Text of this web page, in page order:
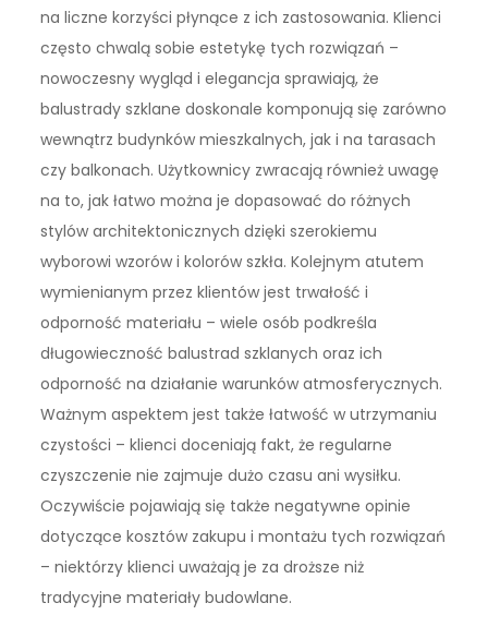
na liczne korzyści płynące z ich zastosowania. Klienci
często chwalą sobie estetykę tych rozwiązań –
nowoczesny wygląd i elegancja sprawiają, że
balustrady szklane doskonale komponują się zarówno
wewnątrz budynków mieszkalnych, jak i na tarasach
czy balkonach. Użytkownicy zwracają również uwagę
na to, jak łatwo można je dopasować do różnych
stylów architektonicznych dzięki szerokiemu
wyborowi wzorów i kolorów szkła. Kolejnym atutem
wymienianym przez klientów jest trwałość i
odporność materiału – wiele osób podkreśla
długowieczność balustrad szklanych oraz ich
odporność na działanie warunków atmosferycznych.
Ważnym aspektem jest także łatwość w utrzymaniu
czystości – klienci doceniają fakt, że regularne
czyszczenie nie zajmuje dużo czasu ani wysiłku.
Oczywiście pojawiają się także negatywne opinie
dotyczące kosztów zakupu i montażu tych rozwiązań
– niektórzy klienci uważają je za droższe niż
tradycyjne materiały budowlane.